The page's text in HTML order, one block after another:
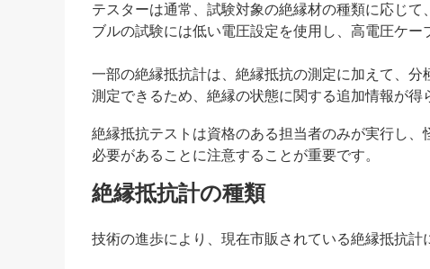
テスターは通常、試験対象の絶縁材の種類に応じ
ブルの試験には低い電圧設定を使用し、高電圧ケー
一部の絶縁抵抗計は、絶縁抵抗の測定に加えて、
測定できるため、絶縁の状態に関する追加情報が得
絶縁抵抗テストは資格のある担当者のみが実行し
必要があることに注意することが重要です。
絶縁抵抗計の種類
技術の進歩により、現在市販されている絶縁抵抗計